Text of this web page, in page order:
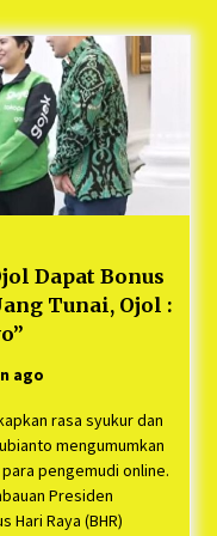
Langkah Dikha, Penari
Ternyata Anak
Kecewa Tak Dapat
Peserta Retret
dari Sampah
Peserta : Mudik
2025
Indonesia Gilang
Dapat Bonus
Tunai, Ojol :
ago
rasa syukur dan
mengumumkan
para pengemudi online.
Presiden
Hari Raya (BHR)